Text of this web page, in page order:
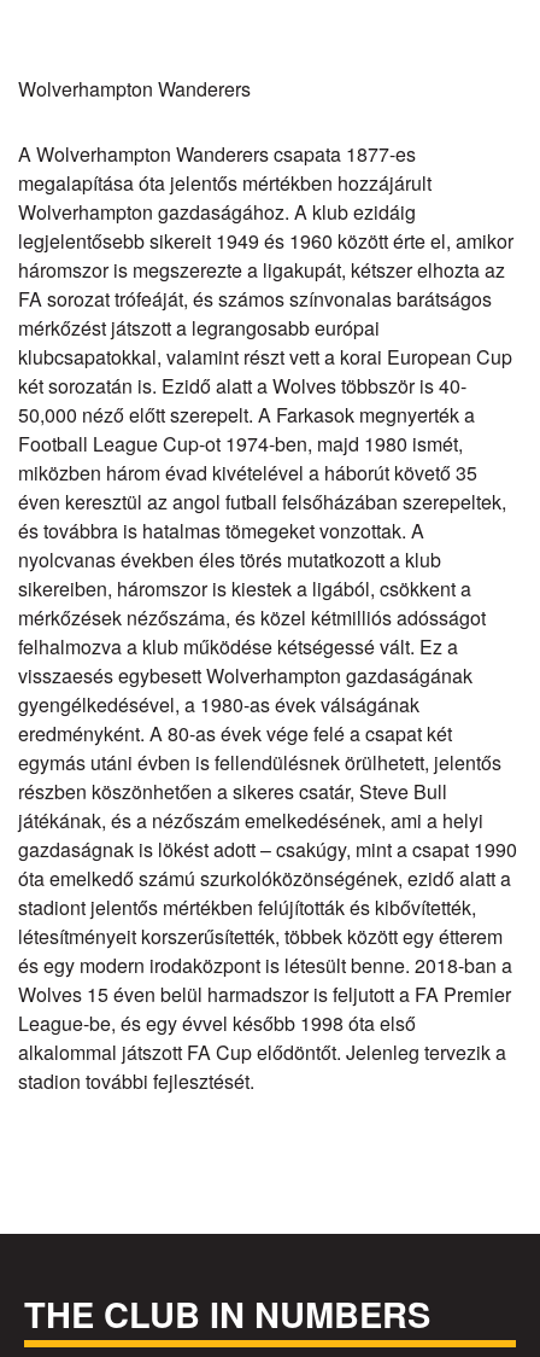
Wolverhampton Wanderers
AWolverhampton Wandererscsapata 1877-es
megalapítása óta jelentős mértékben hozzájárult
Wolverhampton gazdaságához. A klub ezidáig
legjelentősebb sikereit 1949 és 1960 között érte el, amikor
háromszor is megszerezte a ligakupát, kétszer elhozta az
FA sorozat trófeáját, és számos színvonalas barátságos
mérkőzést játszott a legrangosabb európai
klubcsapatokkal, valamint részt vett a korai European Cup
két sorozatán is. Ezidő alatt a Wolves többször is 40-
50,000 néző előtt szerepelt. A Farkasok megnyerték a
Football League Cup-ot 1974-ben, majd 1980 ismét,
miközben három évad kivételével a háborút követő 35
éven keresztül az angol futball felsőházában szerepeltek,
és továbbra is hatalmas tömegeket vonzottak. A
nyolcvanas években éles törés mutatkozott a klub
sikereiben, háromszor is kiestek a ligából, csökkent a
mérkőzések nézőszáma, és közel kétmilliós adósságot
felhalmozva a klub működése kétségessé vált. Ez a
visszaesés egybesett Wolverhampton gazdaságának
gyengélkedésével, a 1980-as évek válságának
eredményként. A 80-as évek vége felé a csapat két
egymás utáni évben is fellendülésnek örülhetett, jelentős
részben köszönhetően a sikeres csatár, Steve Bull
játékának, és a nézőszám emelkedésének, ami a helyi
gazdaságnak is lökést adott – csakúgy, mint a csapat 1990
óta emelkedő számú szurkolóközönségének, ezidő alatt a
stadiont jelentős mértékben felújították és kibővítették,
létesítményeit korszerűsítették, többek között egy étterem
és egy modern irodaközpont is létesült benne. 2018-ban a
Wolves 15 éven belül harmadszor is feljutott a FA Premier
League-be, és egy évvel később 1998 óta első
alkalommal játszott FA Cupelődöntőt. Jelenleg tervezik a
stadion további fejlesztését.
THE CLUB IN NUMBERS